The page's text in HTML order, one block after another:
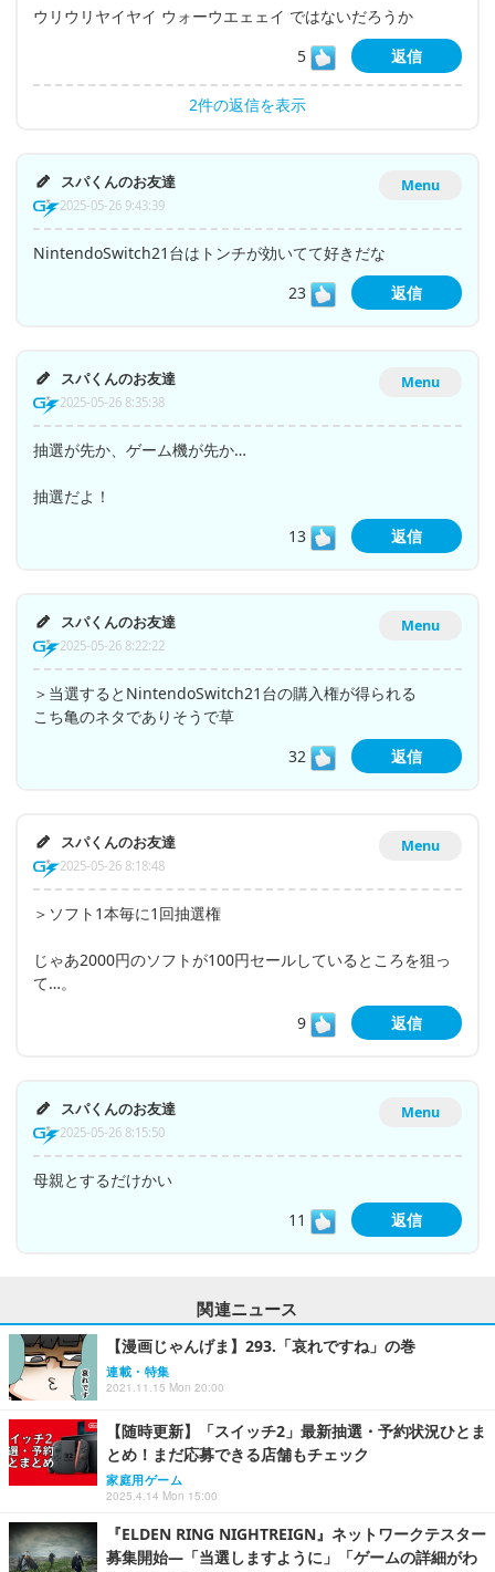
ウリウリヤイヤイ ウォーウエェェイ ではないだろうか
5
返信
2件の返信を表示
Menu
スパくんのお友達
2025-05-26 9:43:39
NintendoSwitch21台はトンチが効いてて好きだな
23
返信
Menu
スパくんのお友達
2025-05-26 8:35:38
抽選が先か、ゲーム機が先か…
抽選だよ！
13
返信
Menu
スパくんのお友達
2025-05-26 8:22:22
＞当選するとNintendoSwitch21台の購入権が得られる
こち亀のネタでありそうで草
32
返信
Menu
スパくんのお友達
2025-05-26 8:18:48
＞ソフト1本毎に1回抽選権
じゃあ2000円のソフトが100円セールしているところを狙っ
て…。
9
返信
Menu
スパくんのお友達
2025-05-26 8:15:50
母親とするだけかい
11
返信
関連ニュース
【漫画じゃんげま】293.「哀れですね」の巻
連載・特集
2021.11.15 Mon 20:00
【随時更新】「スイッチ2」最新抽選・予約状況ひとま
とめ！まだ応募できる店舗もチェック
家庭用ゲーム
2025.4.14 Mon 15:00
『ELDEN RING NIGHTREIGN』ネットワークテスター
募集開始―「当選しますように」「ゲームの詳細がわ